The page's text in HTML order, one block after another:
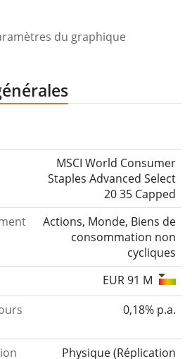
du graphique
MSCI World Consumer
Staples Advanced Select
20 35 Capped
Actions, Monde, Biens de
consommation non
cycliques
EUR 91 M
0,18% p.a.
Physique(Réplication